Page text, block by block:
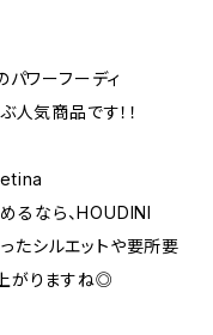
ワーフーディ
気商品です！！
るなら、HOUDINI
たシルエットや要所要
がりますね◎